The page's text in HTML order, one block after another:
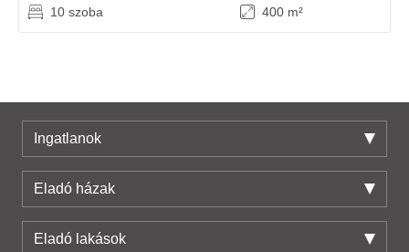
10 szoba
400 m²
Ingatlanok
Eladó házak
Eladó lakások